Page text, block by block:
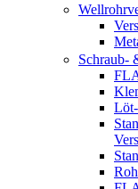
Schraub-